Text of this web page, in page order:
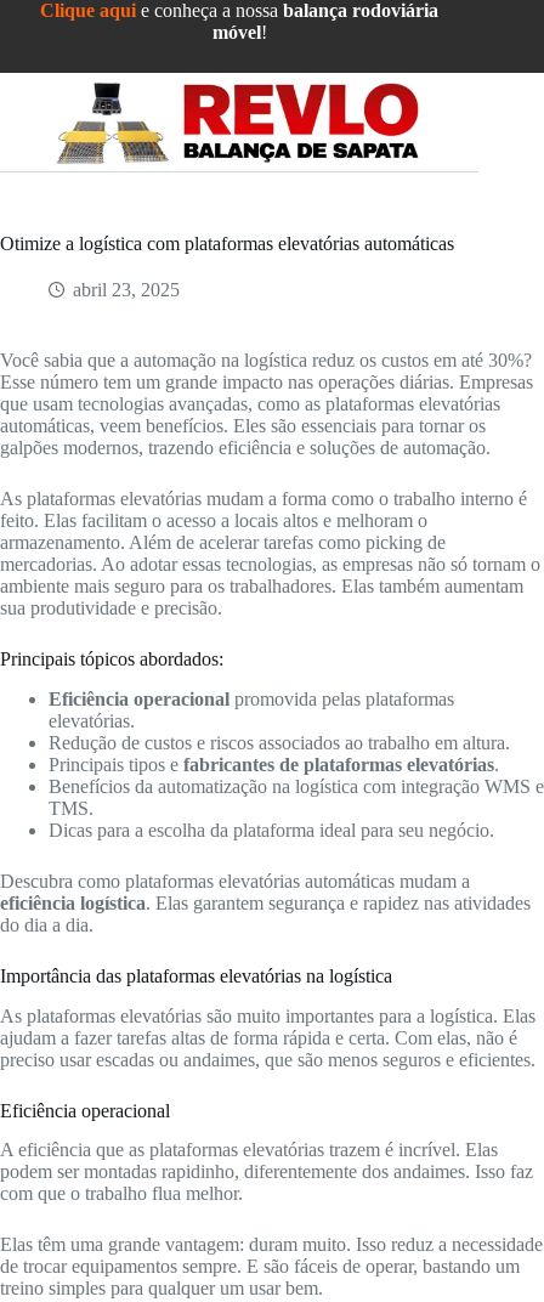
conteúdo
Clique aqui e conheça a nossabalança rodoviária
móvel!
Otimize a logística com plataformas elevatórias automáticas
abril 23, 2025
Você sabia que a automação na logística reduz os custos em até 30%?
Esse número tem um grande impacto nas operações diárias. Empresas
que usam tecnologias avançadas, como as plataformas elevatórias
automáticas, veem benefícios. Eles são essenciais para tornar os
galpões modernos, trazendo eficiência e soluções de automação.
As plataformas elevatórias mudam a forma como o trabalho interno é
feito. Elas facilitam o acesso a locais altos e melhoram o
armazenamento. Além de acelerar tarefas como picking de
mercadorias. Ao adotar essas tecnologias, as empresas não só tornam o
ambiente mais seguro para os trabalhadores. Elas também aumentam
sua produtividade e precisão.
Principais tópicos abordados:
Eficiência operacional promovida pelas plataformas
elevatórias.
Redução de custos e riscos associados ao trabalho em altura.
Principais tipos e fabricantes de plataformas elevatórias.
Benefícios da automatização na logística com integração WMS e
TMS.
Dicas para a escolha da plataforma ideal para seu negócio.
Descubra como plataformas elevatórias automáticas mudam a
eficiência logística. Elas garantem segurança e rapidez nas atividades
do dia a dia.
Importância das plataformas elevatórias na logística
As plataformas elevatórias são muito importantes para a logística. Elas
ajudam a fazer tarefas altas de forma rápida e certa. Com elas, não é
preciso usar escadas ou andaimes, que são menos seguros e eficientes.
Eficiência operacional
A eficiência que as plataformas elevatórias trazem é incrível. Elas
podem ser montadas rapidinho, diferentemente dos andaimes. Isso faz
com que o trabalho flua melhor.
Elas têm uma grande vantagem: duram muito. Isso reduz a necessidade
de trocar equipamentos sempre. E são fáceis de operar, bastando um
treino simples para qualquer um usar bem.